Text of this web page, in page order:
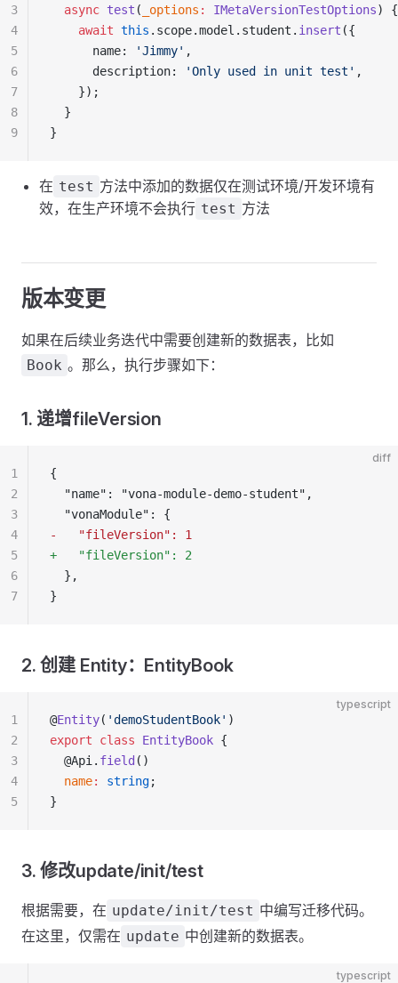
  async
test ( _options : IMetaVersionTestOptions) {
    await
this .scope.model.student. insert ({
      name:
'Jimmy' ,
      description:
'Only used in unit test' ,
    });
  }
}
3
4
5
6
7
8
9
在 test 方法中添加的数据仅在测试环境/开发环境有
效，在生产环境不会执行 test 方法
版本变更
如果在后续业务迭代中需要创建新的数据表，比如
Book 。那么，执行步骤如下：
1. 递增fileVersion
diff
{
  "name": "vona-module-demo-student",
  "vonaModule": {
-   "fileVersion": 1
+   "fileVersion": 2
  },
}
1
2
3
4
5
6
7
2. 创建 Entity：EntityBook
typescript
@Entity( 'demoStudentBook' )
export class EntityBook {
  @Api.
field ()
  name
: string;
}
1
2
3
4
5
3. 修改update/init/test
根据需要，在 update/init/test 中编写迁移代码。
在这里，仅需在 update 中创建新的数据表。
typescript